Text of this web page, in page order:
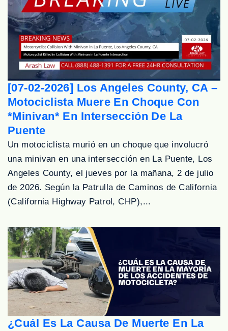
[07-02-2026] Los Angeles County, CA –
Motociclista Muere En Choque Con
*Minivan* En Intersección De La
Puente
Un motociclista murió en un choque que involucró
una minivan en una intersección en La Puente, Los
Angeles County, el jueves por la mañana, 2 de julio
de 2026. Según la Patrulla de Caminos de California
(California Highway Patrol, CHP),...
¿Cuál Es La Causa De Muerte En La